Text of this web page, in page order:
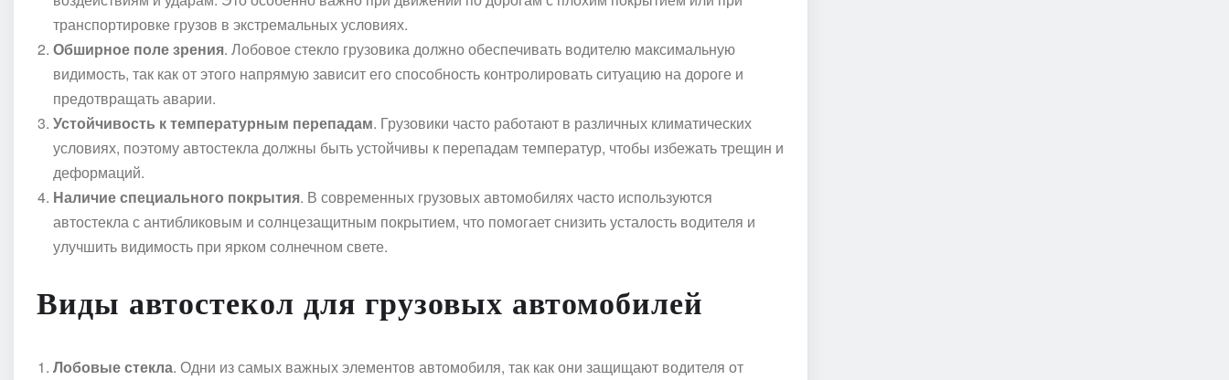
транспортировке грузов в экстремальных условиях.
Обширное поле зрения. Лобовое стекло грузовика должно обеспечивать водителю максимальную
видимость, так как от этого напрямую зависит его способность контролировать ситуацию на дороге и
предотвращать аварии.
Устойчивость к температурным перепадам. Грузовики часто работают в различных климатических
условиях, поэтому автостекла должны быть устойчивы к перепадам температур, чтобы избежать трещин и
деформаций.
Наличие специального покрытия. В современных грузовых автомобилях часто используются
автостекла с антибликовым и солнцезащитным покрытием, что помогает снизить усталость водителя и
улучшить видимость при ярком солнечном свете.
Виды автостекол для грузовых автомобилей
Лобовые стекла. Одни из самых важных элементов автомобиля, так как они защищают водителя от